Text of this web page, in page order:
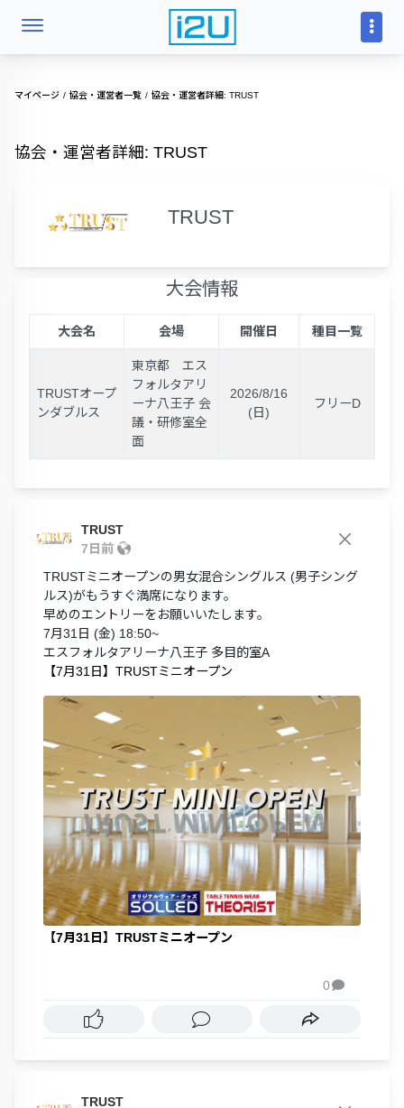
マイページ 協会・運営者一覧 協会・運営者詳細: TRUST
協会・運営者詳細: TRUST
TRUST
大会情報
大会名 会場 開催日 種目一覧
TRUSTオープ
ンダブルス
東京都 エス
フォルタアリ
ーナ八王子 会
議・研修室全
面
2026/8/16
(日)
フリーD
TRUST
7日前
TRUSTミニオープンの男女混合シングルス (男子シング
ルス)がもうすぐ満席になります。
早めのエントリーをお願いいたします。
7月31日 (金) 18:50~
エスフォルタアリーナ八王子 多目的室A
【7月31日】TRUSTミニオープン
【7月31日】TRUSTミニオープン
0
TRUST